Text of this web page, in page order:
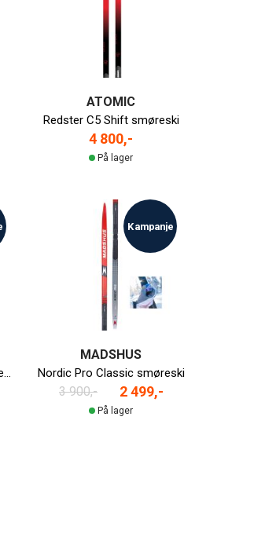
ATOMIC
Redster C5 Shift smøreski
4 800,-
På lager
Twin Skin Superlite EF felleski
Kampanje
MADSHUS
Nordic Pro Classic smøreski
3 900,- 2 499,-
På lager